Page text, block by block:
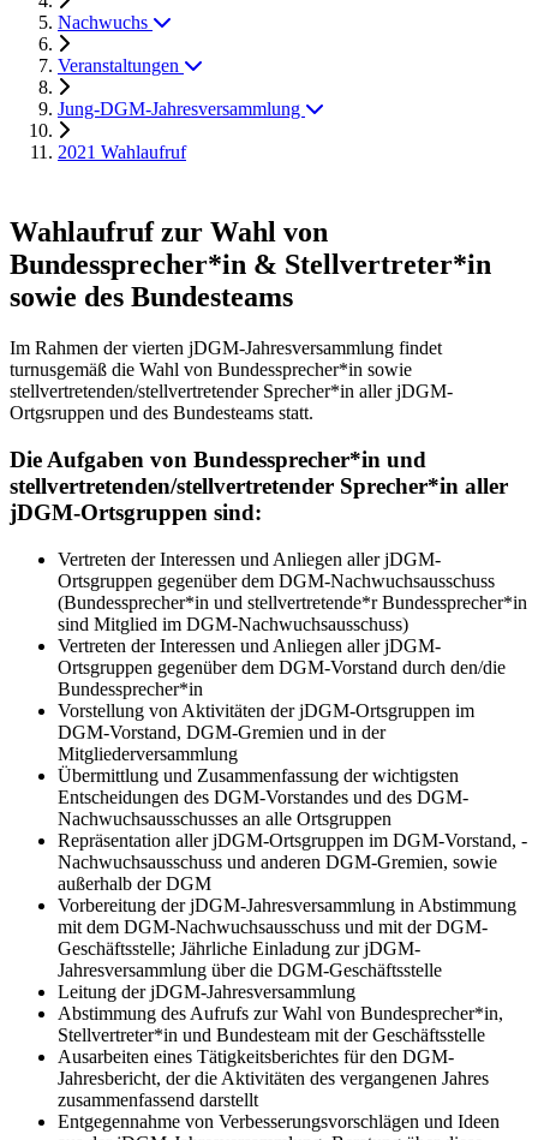
Nachwuchs
Veranstaltungen
Jung-DGM-Jahresversammlung
2021 Wahlaufruf
Wahlaufruf zur Wahl von
Bundessprecher*in & Stellvertreter*in
sowie des Bundesteams
Im Rahmen der vierten jDGM-Jahresversammlung findet
turnusgemäß die Wahl von Bundessprecher*in sowie
stellvertretenden/stellvertretender Sprecher*in aller jDGM-
Ortgsruppen und des Bundesteams statt.
Die Aufgaben von Bundessprecher*in und
stellvertretenden/stellvertretender Sprecher*in aller
jDGM-Ortsgruppen sind:
Vertreten der Interessen und Anliegen aller jDGM-
Ortsgruppen gegenüber dem DGM-Nachwuchsausschuss
(Bundessprecher*in und stellvertretende*r Bundessprecher*in
sind Mitglied im DGM-Nachwuchsausschuss)
Vertreten der Interessen und Anliegen aller jDGM-
Ortsgruppen gegenüber dem DGM-Vorstand durch den/die
Bundessprecher*in
Vorstellung von Aktivitäten der jDGM-Ortsgruppen im
DGM-Vorstand, DGM-Gremien und in der
Mitgliederversammlung
Übermittlung und Zusammenfassung der wichtigsten
Entscheidungen des DGM-Vorstandes und des DGM-
Nachwuchsausschusses an alle Ortsgruppen
Repräsentation aller jDGM-Ortsgruppen im DGM-Vorstand, -
Nachwuchsausschuss und anderen DGM-Gremien, sowie
außerhalb der DGM
Vorbereitung der jDGM-Jahresversammlung in Abstimmung
mit dem DGM-Nachwuchsausschuss und mit der DGM-
Geschäftsstelle; Jährliche Einladung zur jDGM-
Jahresversammlung über die DGM-Geschäftsstelle
Leitung der jDGM-Jahresversammlung
Abstimmung des Aufrufs zur Wahl von Bundesprecher*in,
Stellvertreter*in und Bundesteam mit der Geschäftsstelle
Ausarbeiten eines Tätigkeitsberichtes für den DGM-
Jahresbericht, der die Aktivitäten des vergangenen Jahres
zusammenfassend darstellt
Entgegennahme von Verbesserungsvorschlägen und Ideen